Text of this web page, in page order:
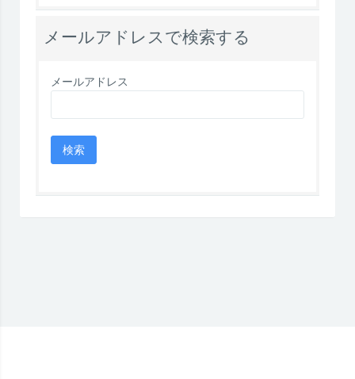
メールアドレスで検索する
メールアドレス